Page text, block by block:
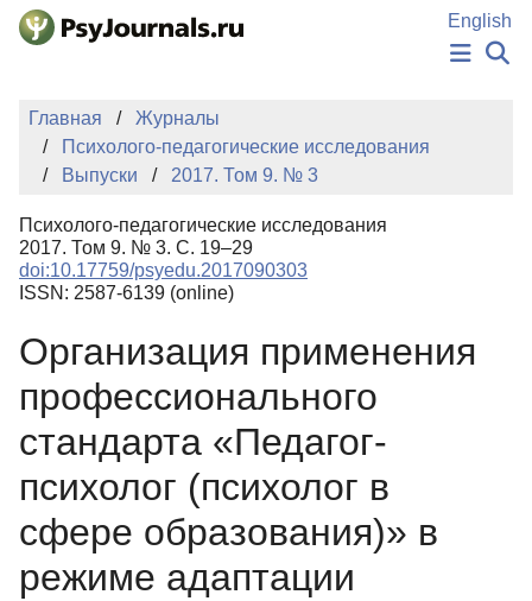
Перейти к основному содержанию
English
НОВОСТИ
АВТОРЫ
КЛЮЧЕВЫЕ СЛОВА
Регистрация
Главная
Журналы
Психолого-педагогические исследования
Выпуски
2017. Том 9. № 3
Психолого-педагогические исследования
2017. Том 9. № 3. С. 19–29
doi:10.17759/psyedu.2017090303
ISSN: 2587-6139 (online)
Организация применения
профессионального
стандарта «Педагог-
психолог (психолог в
сфере образования)» в
режиме адаптации